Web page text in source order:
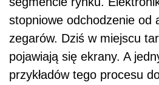
stopniowe odchodzenie od
zegarów. Dziś w miejscu
pojawiają się ekrany. A
przykładów tego procesu